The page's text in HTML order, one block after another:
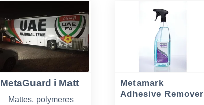
MetaGuard i Matt
Mattes, polymeres
Metamark
Adhesive Remover